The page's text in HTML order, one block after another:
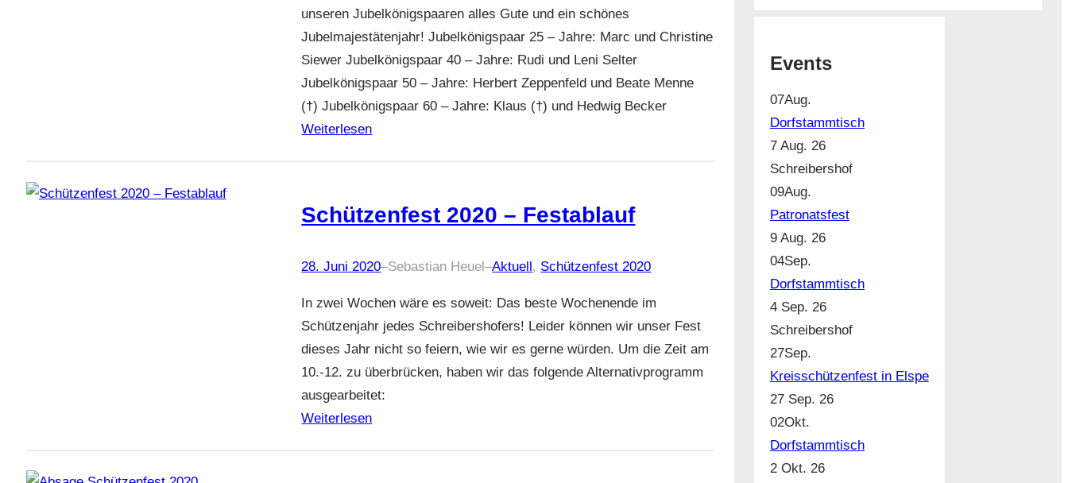
unseren Jubelkönigspaaren alles Gute und ein schönes
Jubelmajestätenjahr! Jubelkönigspaar 25 – Jahre: Marc und Christine
Siewer Jubelkönigspaar 40 – Jahre: Rudi und Leni Selter
Jubelkönigspaar 50 – Jahre: Herbert Zeppenfeld und Beate Menne
(†) Jubelkönigspaar 60 – Jahre: Klaus (†) und Hedwig Becker
Weiterlesen
Schützenfest 2020 – Festablauf
28. Juni 2020–Sebastian Heuel–Aktuell, Schützenfest 2020
In zwei Wochen wäre es soweit: Das beste Wochenende im
Schützenjahr jedes Schreibershofers! Leider können wir unser Fest
dieses Jahr nicht so feiern, wie wir es gerne würden. Um die Zeit am
10.-12. zu überbrücken, haben wir das folgende Alternativprogramm
ausgearbeitet:
Weiterlesen
Events
07Aug.
Dorfstammtisch
7 Aug. 26
Schreibershof
09Aug.
Patronatsfest
9 Aug. 26
04Sep.
Dorfstammtisch
4 Sep. 26
Schreibershof
27Sep.
Kreisschützenfest in Elspe
27 Sep. 26
02Okt.
Dorfstammtisch
2 Okt. 26